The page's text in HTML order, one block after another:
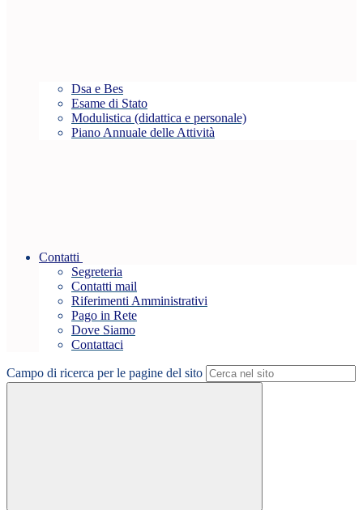
Dsa e Bes
Esame di Stato
Modulistica (didattica e personale)
Piano Annuale delle Attività
Contatti
Segreteria
Contatti mail
Riferimenti Amministrativi
Pago in Rete
Dove Siamo
Contattaci
Campo di ricerca per le pagine del sito